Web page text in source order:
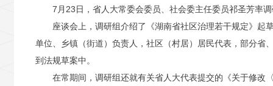
7月23日，省人大常委会委员、社会委主任委员祁圣芳率
座谈会上，调研组介绍了《湖南省社区治理若干规定》起
单位、乡镇（街道）负责人，社区（村居）居民代表，部分省
到法规草案中。
在常期间，调研组还就有关省人大代表提交的《关于修改